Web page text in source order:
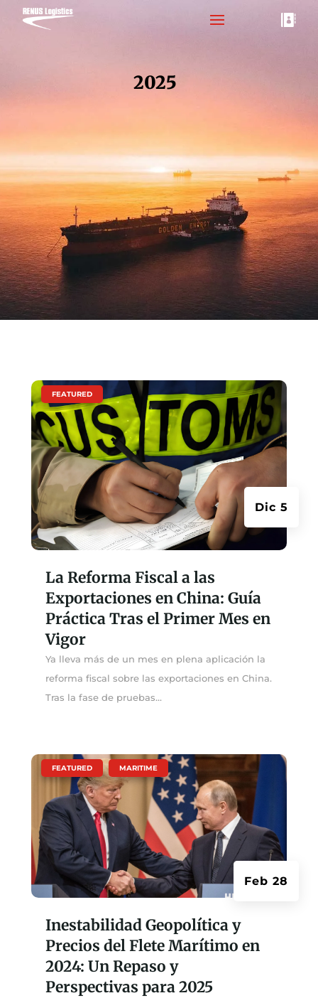

2025
La Reforma Fiscal a las
Exportaciones en China: Guía
Práctica Tras el Primer Mes en
Vigor
Dic 5
| FEATURED
Ya lleva más de un mes en plena aplicación la
reforma fiscal sobre las exportaciones en China.
Tras la fase de pruebas...
Inestabilidad Geopolítica y
Precios del Flete Marítimo en
2024: Un Repaso y
Perspectivas para 2025
Feb 28
| FEATURED MARITIME